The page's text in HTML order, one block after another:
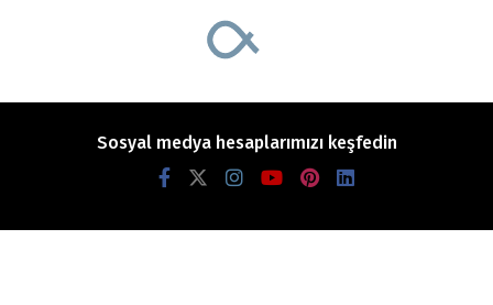
Sosyal medya hesaplarımızı keşfedin